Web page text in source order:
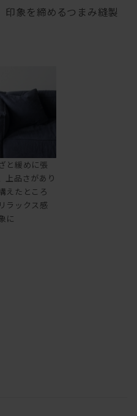
印象を締めるつまみ縫製
と緩めに張
上品さがあり
えたところ
ラックス感
に